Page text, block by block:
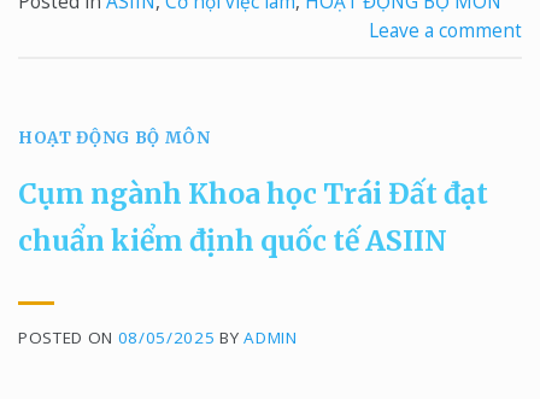
Leave a comment
HOẠT ĐỘNG BỘ MÔN
Cụm ngành Khoa học Trái Đất đạt
chuẩn kiểm định quốc tế ASIIN
POSTED ON 08/05/2025 BYADMIN